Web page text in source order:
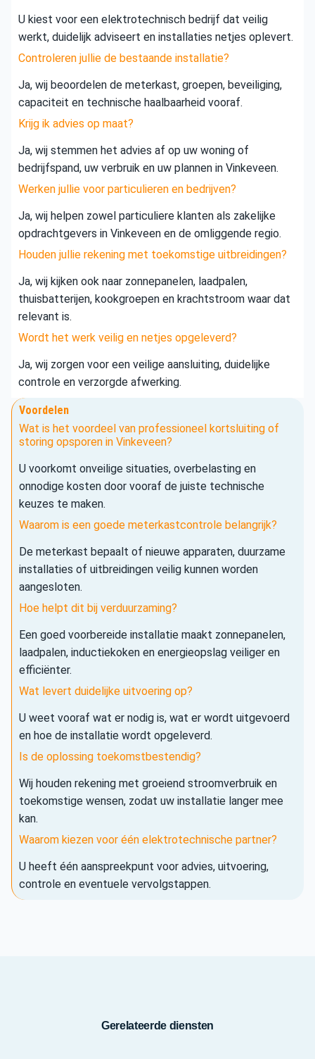
U kiest voor een elektrotechnisch bedrijf dat veilig
werkt, duidelijk adviseert en installaties netjes oplevert.
Controleren jullie de bestaande installatie?
Ja, wij beoordelen de meterkast, groepen, beveiliging,
capaciteit en technische haalbaarheid vooraf.
Krijg ik advies op maat?
Ja, wij stemmen het advies af op uw woning of
bedrijfspand, uw verbruik en uw plannen in Vinkeveen.
Werken jullie voor particulieren en bedrijven?
Ja, wij helpen zowel particuliere klanten als zakelijke
opdrachtgevers in Vinkeveen en de omliggende regio.
Houden jullie rekening met toekomstige uitbreidingen?
Ja, wij kijken ook naar zonnepanelen, laadpalen,
thuisbatterijen, kookgroepen en krachtstroom waar dat
relevant is.
Wordt het werk veilig en netjes opgeleverd?
Ja, wij zorgen voor een veilige aansluiting, duidelijke
controle en verzorgde afwerking.
Voordelen
Wat is het voordeel van professioneel kortsluiting of
storing opsporen in Vinkeveen?
U voorkomt onveilige situaties, overbelasting en
onnodige kosten door vooraf de juiste technische
keuzes te maken.
Waarom is een goede meterkastcontrole belangrijk?
De meterkast bepaalt of nieuwe apparaten, duurzame
installaties of uitbreidingen veilig kunnen worden
aangesloten.
Hoe helpt dit bij verduurzaming?
Een goed voorbereide installatie maakt zonnepanelen,
laadpalen, inductiekoken en energieopslag veiliger en
efficiënter.
Wat levert duidelijke uitvoering op?
U weet vooraf wat er nodig is, wat er wordt uitgevoerd
en hoe de installatie wordt opgeleverd.
Is de oplossing toekomstbestendig?
Wij houden rekening met groeiend stroomverbruik en
toekomstige wensen, zodat uw installatie langer mee
kan.
Waarom kiezen voor één elektrotechnische partner?
U heeft één aanspreekpunt voor advies, uitvoering,
controle en eventuele vervolgstappen.
Gerelateerde diensten